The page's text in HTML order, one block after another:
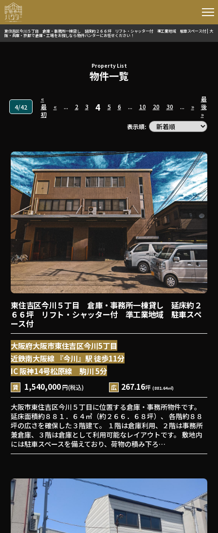
東住吉区今川５丁目 倉庫・事務所一棟貸し 延床約２６６坪 リフト・シャッター付 準工業地域 駐車スペース付 | 大
阪・兵庫・京都で倉庫・工場をお探しなら物件ハンターにお任せください！
Property List
物件一覧
4/42
«
最
初
« ... 2 3 4 5 6 ... 10 20 30 ... »
最
後
»
表示順:
東住吉区今川５丁目 倉庫・事務所一棟貸し 延床約２
６６坪 リフト・シャッター付 準工業地域 駐車スペ
ース付
大阪府大阪市東住吉区今川5丁目
近鉄南大阪線 『今川』駅 徒歩11分
IC 阪神14号松原線 駒川 5分
賃 1,540,000円(税込) 広 267.16坪 (881.64㎡)
大阪市東住吉区今川５丁目に位置する倉庫・事務所物件です。
延床面積約８８１．６４㎡（約２６６．６８坪）、 各階約８８
坪の広さを確保した３階建て。 １階は倉庫利用、２階は事務所
兼倉庫、３階は倉庫として利用可能なレイアウトです。 敷地内
には駐車スペースを備えており、荷物の積み下ろ…